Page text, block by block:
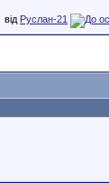
від Руслан-21